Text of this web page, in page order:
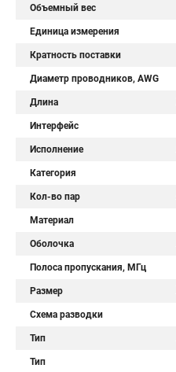
Объемный вес
Единица измерения
Кратность поставки
Диаметр проводников, AWG
Длина
Интерфейс
Исполнение
Категория
Кол-во пар
Материал
Оболочка
Полоса пропускания, МГц
Размер
Схема разводки
Тип
Тип